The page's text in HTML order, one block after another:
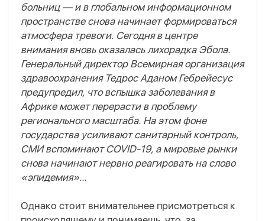
больниц — и в глобальном информационном
пространстве снова начинает формироваться
атмосфера тревоги. Сегодня в центре
внимания вновь оказалась лихорадка Эбола.
Генеральный директор Всемирная организация
здравоохранения Тедрос Аданом Гебрейесус
предупредил, что вспышка заболевания в
Африке может перерасти в проблему
регионального масштаба. На этом фоне
государства усиливают санитарный контроль,
СМИ вспоминают COVID-19, а мировые рынки
снова начинают нервно реагировать на слово
«эпидемия»…
Однако стоит внимательнее присмотреться к